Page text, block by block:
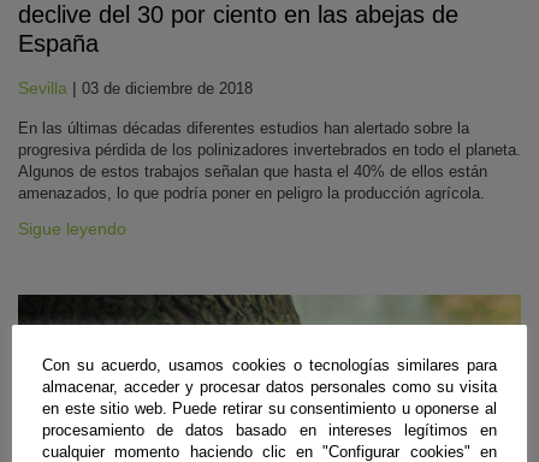
declive del 30 por ciento en las abejas de
España
Sevilla | 03 de diciembre de 2018
En las últimas décadas diferentes estudios han alertado sobre la
progresiva pérdida de los polinizadores invertebrados en todo el planeta.
Algunos de estos trabajos señalan que hasta el 40% de ellos están
amenazados, lo que podría poner en peligro la producción agrícola.
Sigue leyendo
Con su acuerdo, usamos cookies o tecnologías similares para
almacenar, acceder y procesar datos personales como su visita
en este sitio web. Puede retirar su consentimiento u oponerse al
procesamiento de datos basado en intereses legítimos en
cualquier momento haciendo clic en "Configurar cookies" en